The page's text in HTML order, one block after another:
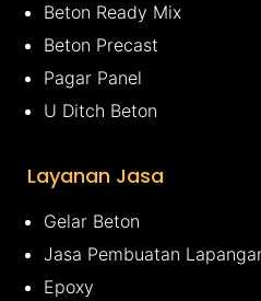
Beton Ready Mix
Beton Precast
Pagar Panel
U Ditch Beton
Layanan Jasa
Gelar Beton
Jasa Pembuatan
Epoxy